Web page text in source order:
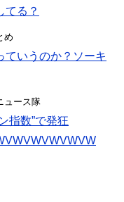
てる？
め
ていうのか？ソーキ
ュース隊
指数”で発狂